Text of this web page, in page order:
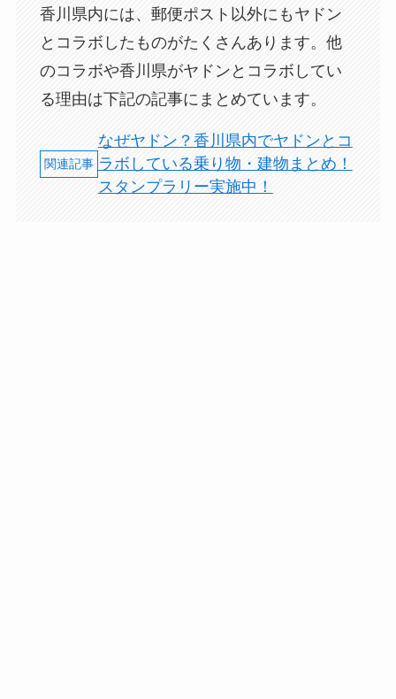
香川県内には、郵便ポスト以外にもヤドン
とコラボしたものがたくさんあります。他
のコラボや香川県がヤドンとコラボしてい
る理由は下記の記事にまとめています。
なぜヤドン？香川県内でヤドンとコ
ラボしている乗り物・建物まとめ！
スタンプラリー実施中！